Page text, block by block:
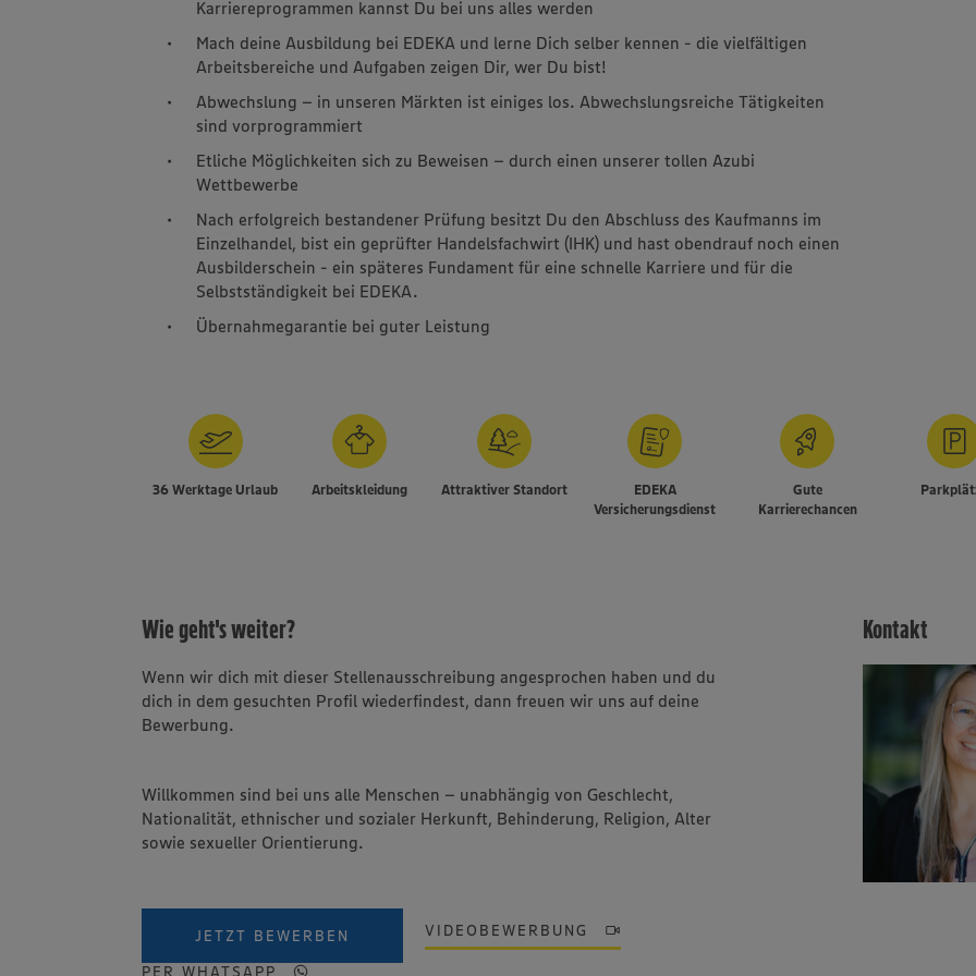
Karriereprogrammen kannst Du bei uns alles werden
Mach deine Ausbildung bei EDEKA und lerne Dich selber kennen - die vielfältigen
Arbeitsbereiche und Aufgaben zeigen Dir, wer Du bist!
Abwechslung – in unseren Märkten ist einiges los. Abwechslungsreiche Tätigkeiten
sind vorprogrammiert
Etliche Möglichkeiten sich zu Beweisen – durch einen unserer tollen Azubi
Wettbewerbe
Nach erfolgreich bestandener Prüfung besitzt Du den Abschluss des Kaufmanns im
Einzelhandel, bist ein geprüfter Handelsfachwirt (IHK) und hast obendrauf noch einen
Ausbilderschein - ein späteres Fundament für eine schnelle Karriere und für die
Selbstständigkeit bei EDEKA.
Übernahmegarantie bei guter Leistung
36 Werktage Urlaub Arbeitskleidung Attraktiver Standort
EDEKA
Versicherungsdienst
Gute
Karrierechancen
Wie geht's weiter?
Wenn wir dich mit dieser Stellenausschreibung angesprochen haben und du
dich in dem gesuchten Profil wiederfindest, dann freuen wir uns auf deine
Bewerbung.
Willkommen sind bei uns alle Menschen – unabhängig von Geschlecht,
Nationalität, ethnischer und sozialer Herkunft, Behinderung, Religion, Alter
sowie sexueller Orientierung.
JETZT BEWERBEN VIDEOBEWERBUNG
PER WHATSAPP
Kontakt